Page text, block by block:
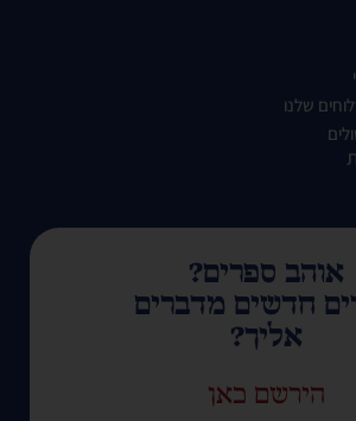
שלנו
אוהב ספרים?
חדשים מדברים
אליך?
הירשם כאן